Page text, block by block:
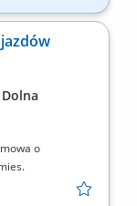
do transportu
podstawie
spawów
o